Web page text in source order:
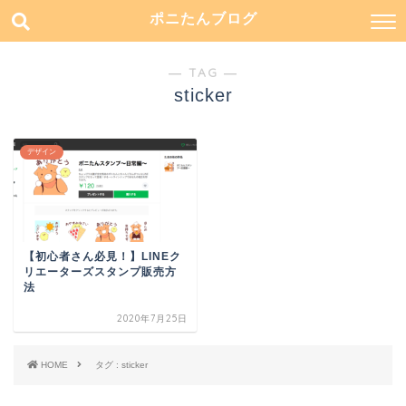
ポニたんブログ
― TAG ―
sticker
デザイン
【初心者さん必見！】LINEク
リエーターズスタンプ販売方
法
2020年7月25日
HOME タグ : sticker